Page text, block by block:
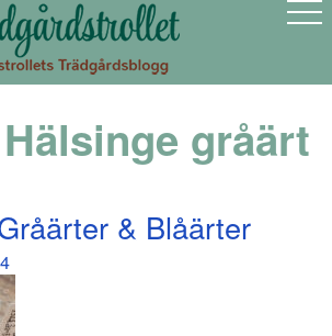
Hälsinge gråärt
& Blåärter
4